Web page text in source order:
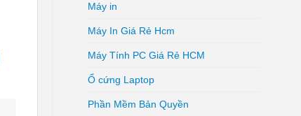
Máy in
Máy In Giá Rẻ Hcm
Máy Tính PC Giá Rẻ HCM
Ổ cứng Laptop
Phần Mềm Bản Quyền